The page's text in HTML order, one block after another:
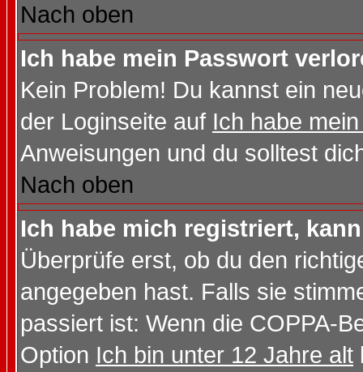
Nach oben
Ich habe mein Passwort
Kein Problem! Du kannst ein
der Loginseite auf Ich habe
Anweisungen und du solltest
Nach oben
Ich habe mich registriert,
Überprüfe erst, ob du den
angegeben hast. Falls sie
passiert ist: Wenn die COPPA-
Option Ich bin unter 12 Jahre alt